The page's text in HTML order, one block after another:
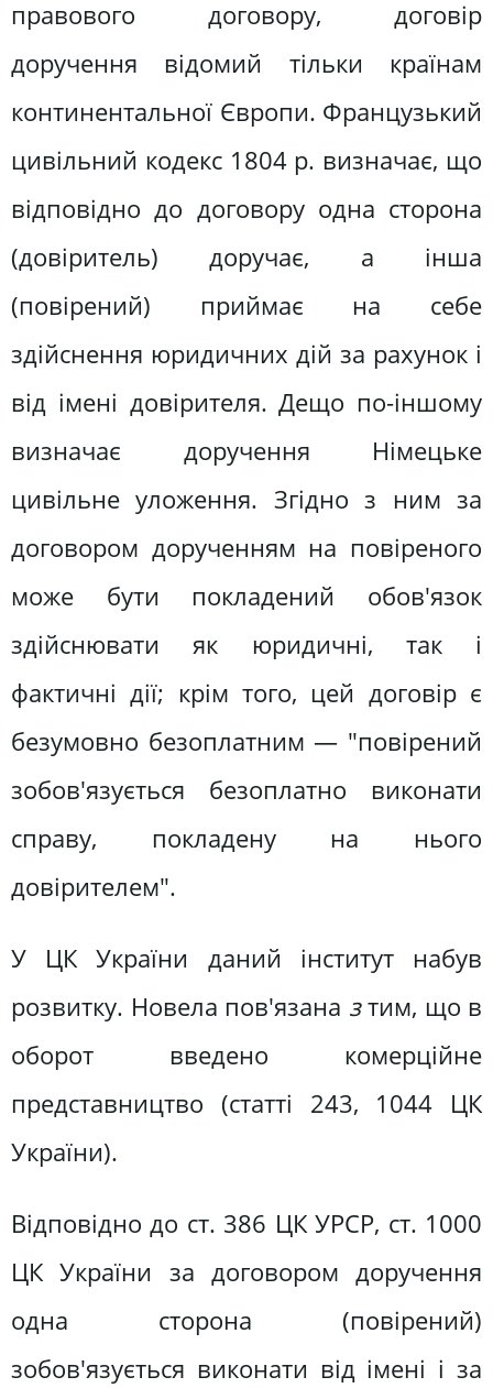
правового договору, договір
доручення відомий тільки країнам
континентальної Європи. Французький
цивільний кодекс 1804 р. визначає, що
відповідно до договору одна сторона
(довіритель) доручає, а інша
(повірений) приймає на себе
здійснення юридичних дій за рахунок і
від імені довірителя. Дещо по-іншому
визначає доручення Німецьке
цивільне уложення. Згідно з ним за
договором дорученням на повіреного
може бути покладений обов'язок
здійснювати як юридичні, так і
фактичні дії; крім того, цей договір є
безумовно безоплатним — "повірений
зобов'язується безоплатно виконати
справу, покладену на нього
довірителем".
У ЦК України даний інститут набув
розвитку. Новела пов'язана зтим, що в
оборот введено комерційне
представництво (статті 243, 1044 ЦК
України).
Відповідно до ст. 386 ЦК УРСР, ст. 1000
ЦК України за договором доручення
одна сторона (повірений)
зобов'язується виконати від імені і за